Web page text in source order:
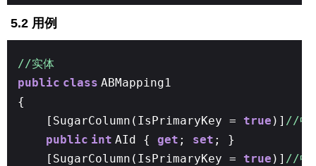
5.2 用例
//实体
public class ABMapping1
{
[SugarColumn(IsPrimaryKey = true )] //中
public int AId { get ; set ; }
[SugarColumn(IsPrimaryKey = true )] //中